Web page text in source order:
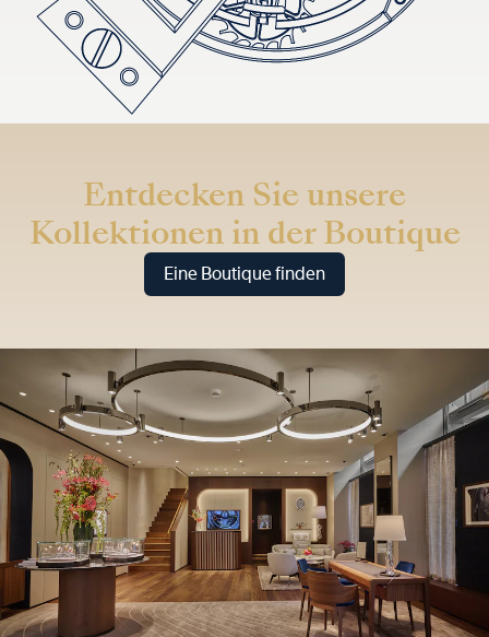
Entdecken Sie unsere
Kollektionen in der Boutique
Eine Boutique finden